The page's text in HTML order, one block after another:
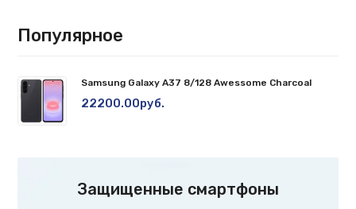
Популярное
Samsung Galaxy A37 8/128 Awessome Charcoal
22200.00руб.
Защищенные смартфоны